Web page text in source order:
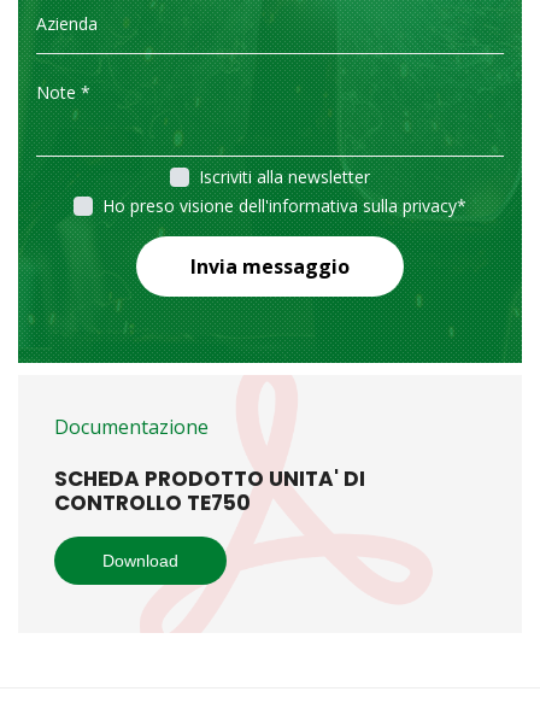
Iscriviti alla newsletter
Ho preso visione dell'informativa sulla privacy*
Invia messaggio
Documentazione
SCHEDA PRODOTTO UNITA' DI
CONTROLLO TE750
Download